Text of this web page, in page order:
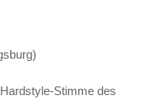
Stimme des